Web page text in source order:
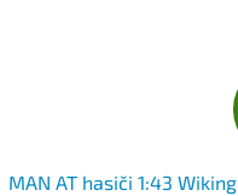
MAN AT hasiči 1:43 Wiking